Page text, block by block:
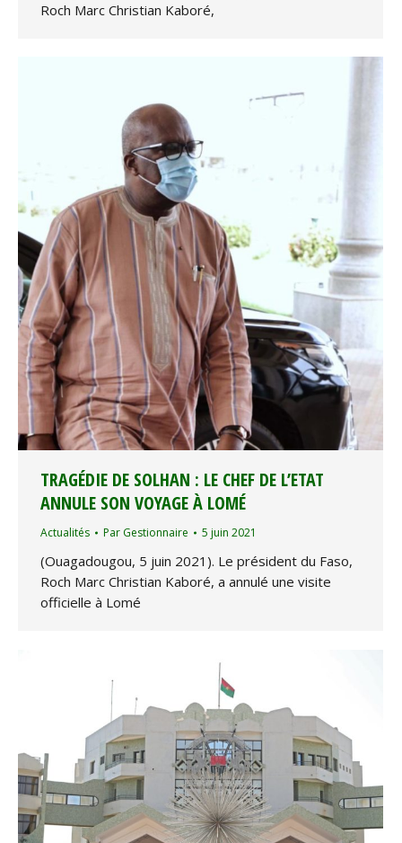
Roch Marc Christian Kaboré,
TRAGÉDIE DE SOLHAN : LE CHEF DE L’ETAT
ANNULE SON VOYAGE À LOMÉ
Actualités Par Gestionnaire 5 juin 2021
(Ouagadougou, 5 juin 2021). Le président du Faso,
Roch Marc Christian Kaboré, a annulé une visite
officielle à Lomé